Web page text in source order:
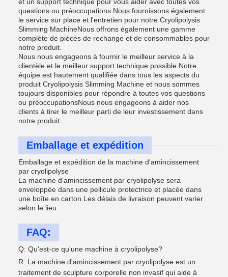
questions ou préoccupations.Nous fournissons également
le service sur place et l'entretien pour notre Cryolipolysis
Slimming MachineNous offrons également une gamme
complète de pièces de rechange et de consommables pour
notre produit.
Nous nous engageons à fournir le meilleur service à la
clientèle et le meilleur support technique possible.Notre
équipe est hautement qualifiée dans tous les aspects du
produit Cryolipolysis Slimming Machine et nous sommes
toujours disponibles pour répondre à toutes vos questions
ou préoccupationsNous nous engageons à aider nos
clients à tirer le meilleur parti de leur investissement dans
notre produit.
Emballage et expédition
Emballage et expédition de la machine d'amincissement
par cryolipolyse
La machine d'amincissement par cryolipolyse sera
enveloppée dans une pellicule protectrice et placée dans
une boîte en carton.Les délais de livraison peuvent varier
selon le lieu.
FAQ:
Q: Qu'est-ce qu'une machine à cryolipolyse?
R: La machine d'amincissement par cryolipolyse est un
traitement de sculpture corporelle non invasif qui aide à